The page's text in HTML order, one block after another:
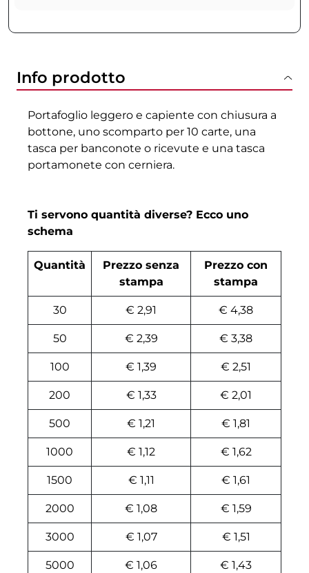
Info prodotto
Portafoglio leggero e capiente con chiusura a
bottone, uno scomparto per 10 carte, una
tasca per banconote o ricevute e una tasca
portamonete con cerniera.
Ti servono quantità diverse? Ecco uno
schema
Quantità
Prezzo senza
stampa
Prezzo con
stampa
30 € 2,91 € 4,38
50 € 2,39 € 3,38
100 € 1,39 € 2,51
200 € 1,33 € 2,01
500 € 1,21 € 1,81
1000 € 1,12 € 1,62
1500 € 1,11 € 1,61
2000 € 1,08 € 1,59
3000 € 1,07 € 1,51
5000 € 1,06 € 1,43